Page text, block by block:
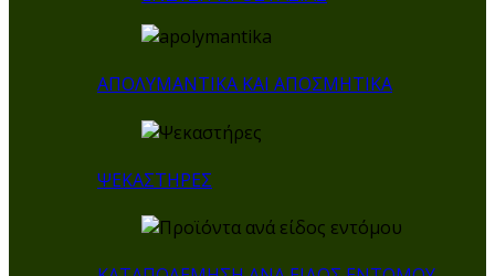
ΑΠΟΛΥΜΑΝΤΙΚΑ ΚΑΙ ΑΠΟΣΜΗΤΙΚΑ
ΨΕΚΑΣΤΗΡΕΣ